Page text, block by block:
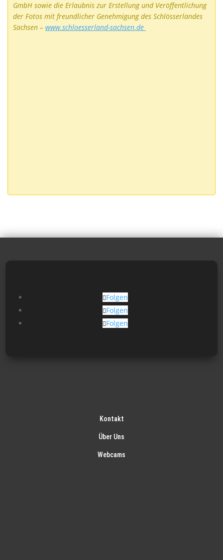
GmbH sowie die Erlaubnis zur Erstellung und Veröffentlichung
der Fotos mit freundlicher Genehmigung des Schlösserlandes
Sachsen – www.schloesserland-sachsen.de
Folgen
Folgen
Folgen
Kontakt
Über Uns
Webcams